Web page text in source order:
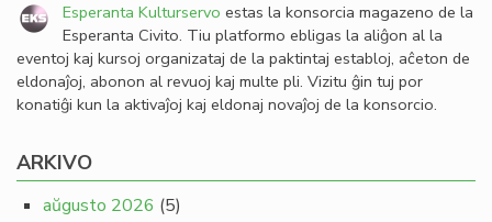
Esperanta Kulturservo estas la konsorcia magazeno de la
Esperanta Civito. Tiu platformo ebligas la aliĝon al la
eventoj kaj kursoj organizataj de la paktintaj establoj, aĉeton de
eldonaĵoj, abonon al revuoj kaj multe pli. Vizitu ĝin tuj por
konatiĝi kun la aktivaĵoj kaj eldonaj novaĵoj de la konsorcio.
ARKIVO
aŭgusto 2026 (5)